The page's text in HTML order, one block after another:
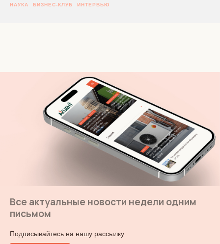
НАУКА БИЗНЕС-КЛУБ ИНТЕРВЬЮ
Все актуальные новости недели одним
письмом
Подписывайтесь на нашу рассылку